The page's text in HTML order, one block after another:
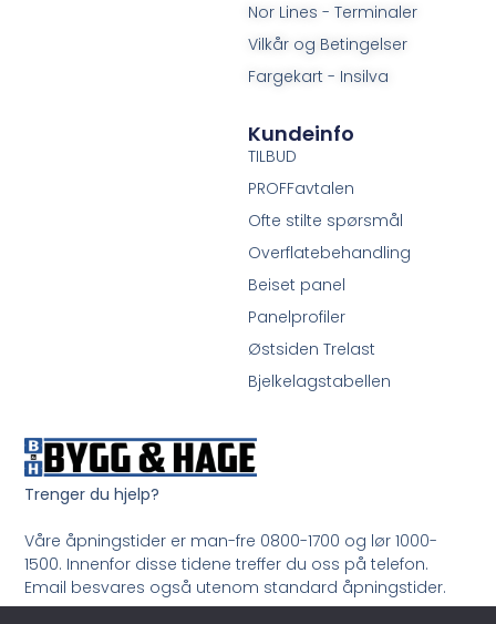
Trenger du hjelp?
Våre åpningstider er man-fre 0800-1700 og lør 1000-
1500. Innenfor disse tidene treffer du oss på telefon.
Email besvares også utenom standard åpningstider.
Nor Lines - Terminaler
Vilkår og Betingelser
Fargekart - Insilva
Kundeinfo
TILBUD
PROFFavtalen
Ofte stilte spørsmål
Overflatebehandling
Beiset panel
Panelprofiler
Østsiden Trelast
Bjelkelagstabellen